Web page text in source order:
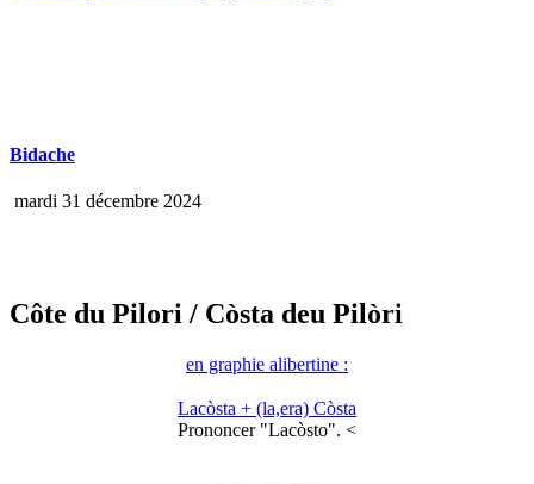
Bidache
mardi 31 décembre 2024
Côte du Pilori / Còsta deu Pilòri
en graphie alibertine :
Lacòsta + (la,era) Còsta
Prononcer "Lacòsto". <